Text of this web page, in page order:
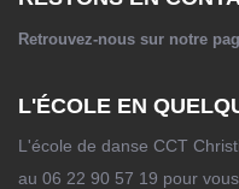
Retrouvez-nous sur notre
L'ÉCOLE EN
L'école de danse CCT
au 06 22 90 57 19 pour